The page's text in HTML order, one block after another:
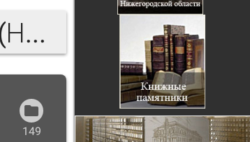
Районная печать Горьковской (Нижегородской) области в годы войны. 1941-1945 гг.
149